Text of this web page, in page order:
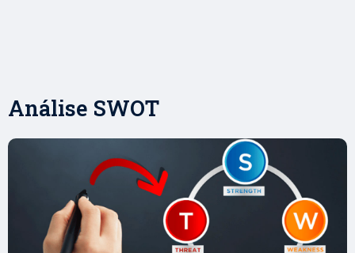
Análise SWOT